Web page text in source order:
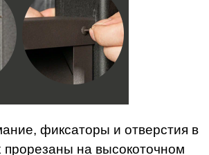
фиксаторы и отверстия в
на высокоточном